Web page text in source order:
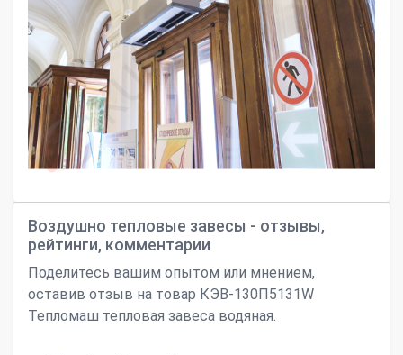
Воздушно тепловые завесы - отзывы,
рейтинги, комментарии
Поделитесь вашим опытом или мнением,
оставив отзыв на товар КЭВ-130П5131W
Тепломаш тепловая завеса водяная.